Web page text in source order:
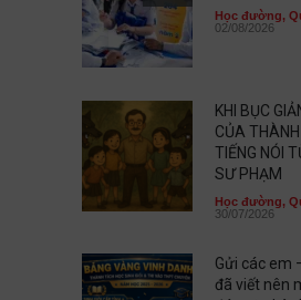
Học đường,
02/08/2026
KHI BỤC
CỦA
TIẾNG NÓI
SƯ PHẠM
Học đường,
30/07/2026
Gửi các em
đã viết nên